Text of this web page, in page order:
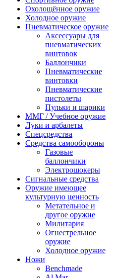
Охолощённое оружие
Холодное оружие
Пневматическое оружие
Аксессуары для
пневматических
винтовок
Баллончики
Пневматические
винтовки
Пневматические
пистолеты
Пульки и шарики
ММГ / Учебное оружие
Луки и арбалеты
Спецсредства
Средства самообороны
Газовые
баллончики
Электрошокеры
Сигнальные средства
Оружие имеющее
культурную ценность
Метательное и
другое оружие
Милитария
Огнестрельное
оружие
Холодное оружие
Ножи
Benchmade